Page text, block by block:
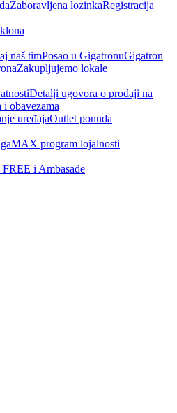
Zaboravljena lozinkaRegistracija
naš timPosao u GigatronuGigatron
Zakupljujemo lokale
Detalji ugovora o prodaji na
i obavezama
uređajaOutlet ponuda
program lojalnosti
i Ambasade